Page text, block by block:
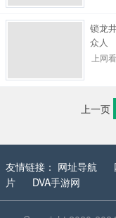
锁龙
众人
上网
上一页
友情链接： 网址导航
片
DVA手游网